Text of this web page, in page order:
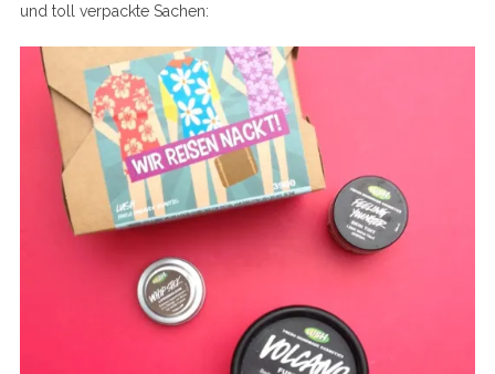
und toll verpackte Sachen: